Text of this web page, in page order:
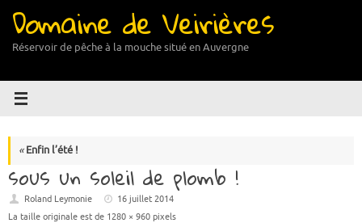
contenu
Domaine de Veirières
Réservoir de pêche à la mouche situé en Auvergne
«Enfin l’été !
sous un soleil de plomb !
Roland Leymonie
16 juillet 2014
La taille originale est de 1280 × 960 pixels